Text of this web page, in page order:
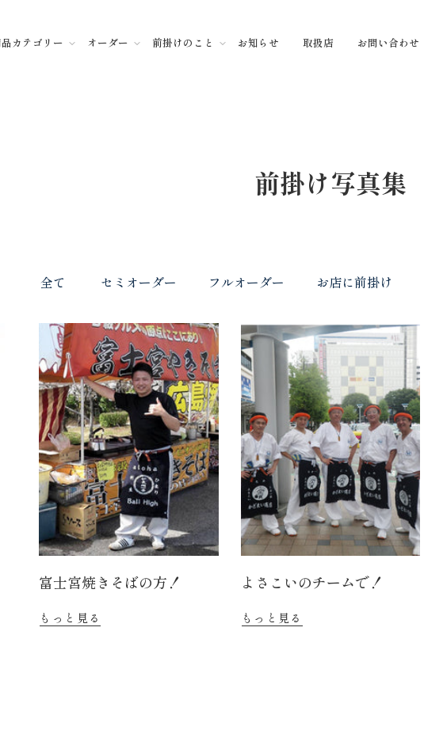
カテゴリー オーダー 前掛けのこと お知らせ 取扱店 お問い合わせ
前掛け写真集
全て セミオーダー フルオーダー お店に前掛け
富士宮焼きそばの方！
もっと見る
よさこいのチームで！
もっと見る